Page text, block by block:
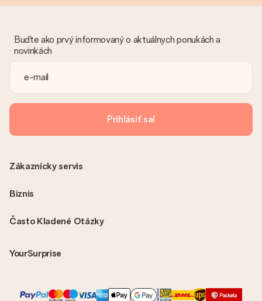
Buďte ako prvý informovaný o aktuálnych ponukách a
novinkách
Prihlásiť sa!
Často Kladené Otázky
YourSurprise
Zákaznícky servis
Biznis